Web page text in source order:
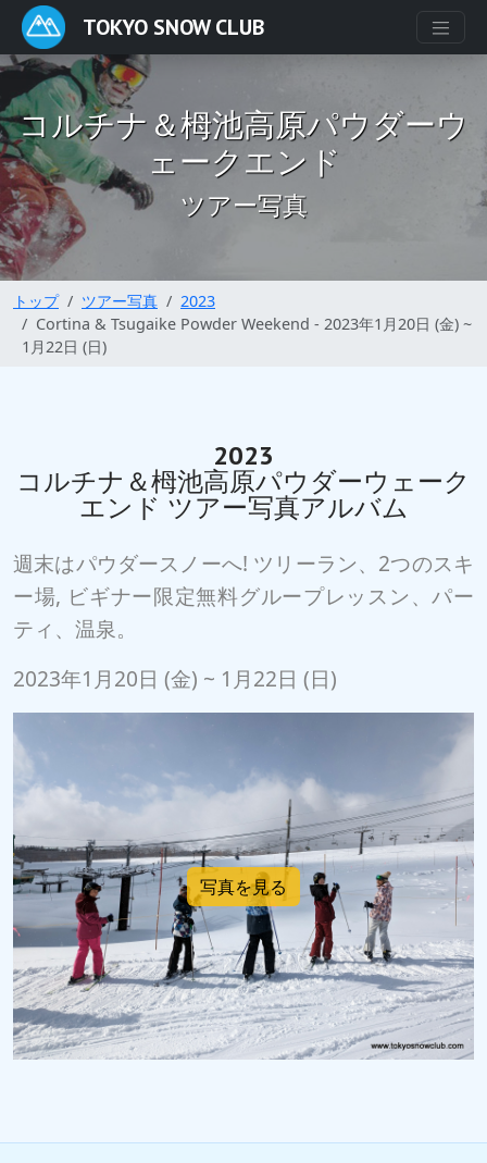
TOKYO SNOW CLUB
コルチナ＆栂池高原パウダーウ
ェークエンド
ツアー写真
トップ ツアー写真
2023
Cortina & Tsugaike Powder Weekend - 2023年1月20日 (金) ~
1月22日 (日)
2023
コルチナ＆栂池高原パウダーウェーク
エンド ツアー写真アルバム
週末はパウダースノーへ! ツリーラン、2つのスキ
ー場, ビギナー限定無料グループレッスン、パー
ティ、温泉。
2023年1月20日 (金) ~ 1月22日 (日)
写真を見る